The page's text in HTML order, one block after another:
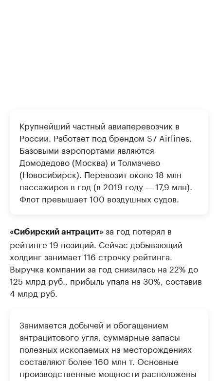
Крупнейший частный авиаперевозчик в
России. Работает под брендом S7 Airlines.
Базовыми аэропортами являются
Домодедово (Москва) и Толмачево
(Новосибирск). Перевозит около 18 млн
пассажиров в год (в 2019 году — 17,9 млн).
Флот превышает 100 воздушных судов.
«Сибирский антрацит» за год потерял в
рейтинге 19 позиций. Сейчас добывающий
холдинг занимает 116 строчку рейтинга.
Выручка компании за год снизилась на 22% до
125 млрд руб., прибыль упала на 30%, составив
4 млрд руб.
Занимается добычей и обогащением
антрацитового угля, суммарные запасы
полезных ископаемых на месторождениях
составляют более 160 млн т. Основные
производственные мощности расположены